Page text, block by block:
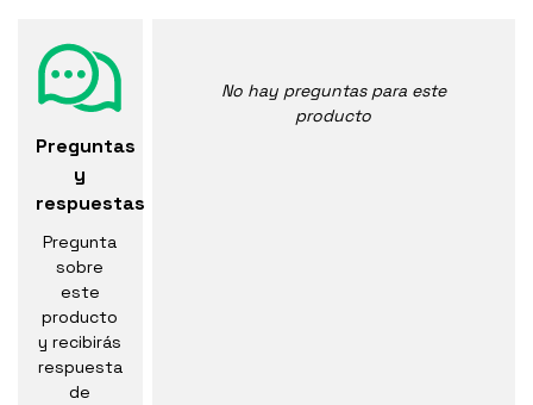
Preguntas
y
respuestas
Pregunta
sobre
este
producto
y recibirás
respuesta
de
No hay preguntas para este
producto